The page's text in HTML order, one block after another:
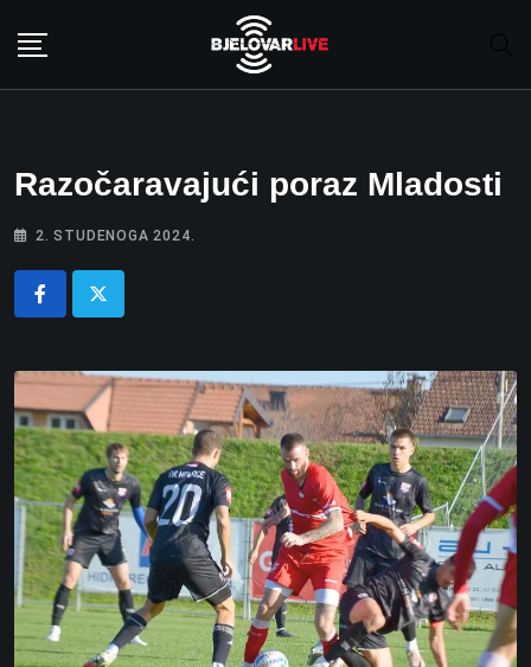
Razočaravajući poraz Mladosti
2. STUDENOGA 2024.